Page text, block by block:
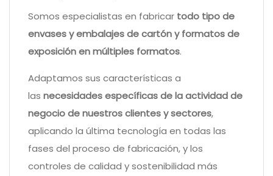
Somos especialistas en fabricar todo tipo de
envases y embalajes de cartón y formatos de
exposición en múltiples formatos.
Adaptamos sus características a
las necesidades específicas de la actividad de
negocio de nuestros clientes y sectores,
aplicando la última tecnología en todas las
fases del proceso de fabricación, y los
controles de calidad y sostenibilidad más